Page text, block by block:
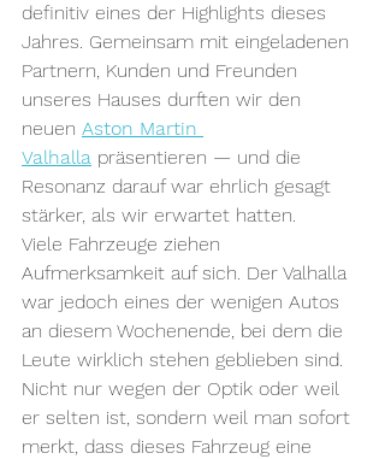
definitiv eines der Highlights dieses
Jahres. Gemeinsam mit eingeladenen
Partnern, Kunden und Freunden
unseres Hauses durften wir den
neuen Aston Martin
Valhalla präsentieren — und die
Resonanz darauf war ehrlich gesagt
stärker, als wir erwartet hatten.
Viele Fahrzeuge ziehen
Aufmerksamkeit auf sich. Der Valhalla
war jedoch eines der wenigen Autos
an diesem Wochenende, bei dem die
Leute wirklich stehen geblieben sind.
Nicht nur wegen der Optik oder weil
er selten ist, sondern weil man sofort
merkt, dass dieses Fahrzeug eine